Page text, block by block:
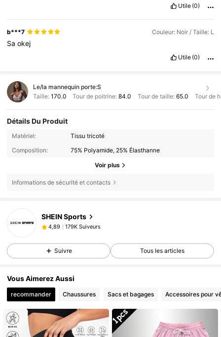
Utile (0)
b***7 Couleur: Noir / Taille: L
Saokej
Utile (0)
Le/la mannequin porte:S
Taille: 170.0 Tour de poitrine:84.0 Tour de taille: 65.0 Tour de
Détails Du Produit
Matériel:
Tissu tricoté
Composition:
75% Polyamide, 25% Élasthanne
Voir plus
Informations de sécurité et contacts
SHEIN Sports
4,89
179K Suiveurs
k***0 est en train de naviguer
4,89 179K Suiveurs
4,89
4,89
4,89 179K Suiveurs
Suivre Tous les articles
Vous Aimerez Aussi
recommander Chaussures Sacs et bagages Accessoires pour